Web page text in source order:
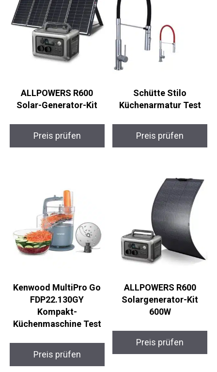
ALLPOWERS R600
Solar-Generator-Kit
Preis prüfen
Schütte Stilo
Küchenarmatur Test
Preis prüfen
Kenwood MultiPro Go
FDP22.130GY
Kompakt-
Küchenmaschine Test
Preis prüfen
ALLPOWERS R600
Solargenerator-Kit
600W
Preis prüfen